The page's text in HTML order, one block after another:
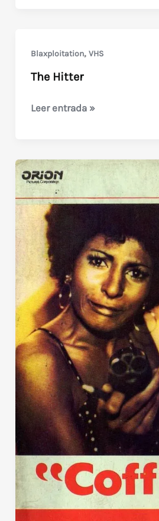
Blaxploitation, VHS
The Hitter
The
Leer entrada »